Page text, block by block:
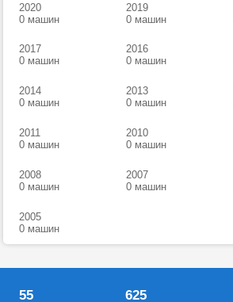
2020
0 машин
2019
0 машин
2017
0 машин
2016
0 машин
2014
0 машин
2013
0 машин
2011
0 машин
2010
0 машин
2008
0 машин
2007
0 машин
2005
0 машин
55 625